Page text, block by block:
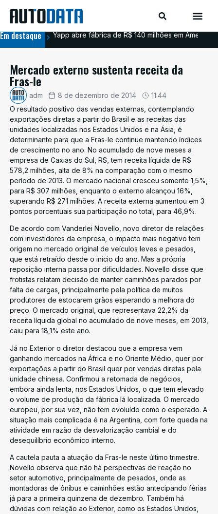
Em destaque Yapp abre fábrica de R$ 140 milhões em
Mercado externo sustenta receita da
Fras-le
adm 8 de dezembro de 2014
11:44
O resultado positivo das vendas externas, contemplando
exportações diretas a partir do Brasil e as receitas das
unidades localizadas nos Estados Unidos e na Ásia, é
determinante para que a Fras-le continue mantendo índices
de crescimento no ano. No acumulado de nove meses a
empresa de Caxias do Sul, RS, tem receita líquida de R$
578,2 milhões, alta de 8% na comparação com o mesmo
período de 2013. O mercado nacional cresceu somente 1,5%,
para R$ 307 milhões, enquanto o externo alcançou 16%,
superando R$ 271 milhões. A receita externa aumentou em 3
pontos porcentuais sua participação no total, para 46,9%.
De acordo com Vanderlei Novello, novo diretor de relações
com investidores da empresa, o impacto mais negativo tem
origem no mercado original de veículos leves e pesados,
que está retraído desde o início do ano. Mas a própria
reposição interna passa por dificuldades. Novello disse que
frotistas relatam decisão de manter caminhões parados por
falta de cargas, principalmente pela política de muitos
produtores de estocarem grãos esperando a melhora do
preço. O mercado original, que representava 22,2% da
receita líquida global no acumulado de nove meses, em 2013,
caiu para 18,1% este ano.
Já no Exterior o diretor destacou que a empresa vem
ganhando mercados na África e no Oriente Médio, quer por
exportações a partir do Brasil quer por vendas diretas pela
unidade chinesa. Confirmou a retomada de negócios,
embora ainda lenta, nos Estados Unidos, o que tem elevado
o volume de produção da fábrica lá localizada. O mercado
europeu, por sua vez, não tem evoluído como o esperado. A
situação mais complicada é na Argentina, com forte queda na
atividade em razão da desvalorização cambial e do
desequilíbrio econômico interno.
A cautela pauta a atuação da Fras-le neste último trimestre.
Novello observa que não há perspectivas de reação no
setor automotivo, principalmente de pesados, onde as
montadoras de ônibus e caminhões estão antecipando férias
já para a primeira quinzena de dezembro. Também há
dúvidas com relação ao Exterior, como os Estados Unidos,